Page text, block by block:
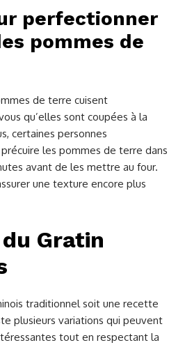
perfectionner
pommes de
de terre cuisent
qu’elles sont coupées à la
certaines personnes
les pommes de terre dans
avant de les mettre au four.
une texture encore plus
Gratin
traditionnel soit une recette
plusieurs variations qui peuvent
tout en respectant la